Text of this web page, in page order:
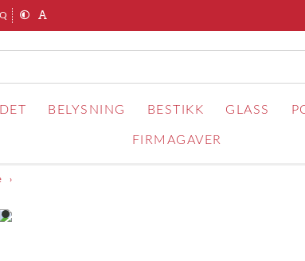
BELYSNING BESTIKK GLASS
FIRMAGAVER
item